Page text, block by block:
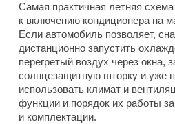
Самая практичная летняя
к включению кондиционера на
Если автомобиль позволяет,
дистанционно запустить
перегретый воздух через окна,
солнцезащитную шторку и уже
использовать климат и
функции и порядок их работы
и комплектации.